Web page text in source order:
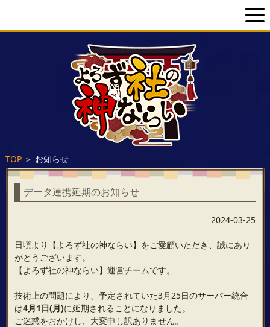
TOP＞ お知らせ
データ連携延期のお知らせ
2024-03-25
日頃より【よろず社の神ならい】をご愛顧いただき、誠にあり
がとうございます。
【よろず社の神ならい】運営チームです。
技術上の問題により、予定されていた3月25日のサーバー統合
は4月1日(月)に延期されることになりました。
ご迷惑をおかけし、大変申し訳ありません。